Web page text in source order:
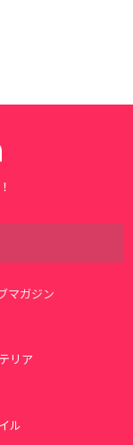
マガジン
リア
ル